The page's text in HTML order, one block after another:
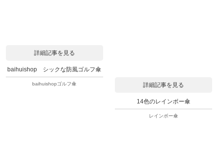
詳細記事を見る
baihuishop シックな防風ゴルフ傘
baihuishopゴルフ傘 詳細記事を見る
14色のレインボー傘
レインボー傘